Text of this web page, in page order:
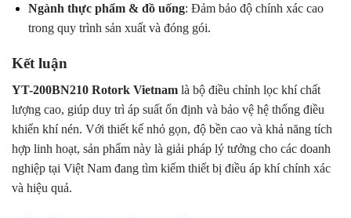
Ngành thực phẩm & đồ uống: Đảm bảo độ chính xác cao
trong quy trình sản xuất và đóng gói.
Kết luận
YT-200BN210 Rotork Vietnam là bộ điều chỉnh lọc khí chất
lượng cao, giúp duy trì áp suất ổn định và bảo vệ hệ thống điều
khiển khí nén. Với thiết kế nhỏ gọn, độ bền cao và khả năng tích
hợp linh hoạt, sản phẩm này là giải pháp lý tưởng cho các doanh
nghiệp tại Việt Nam đang tìm kiếm thiết bị điều áp khí chính xác
và hiệu quả.